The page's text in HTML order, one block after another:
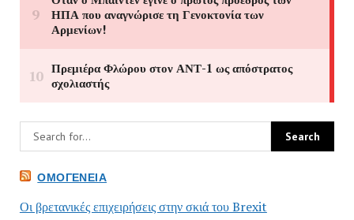
ΟΜΟΓΈΝΕΙΑ
Οι βρετανικές επιχειρήσεις στην σκιά του Brexit